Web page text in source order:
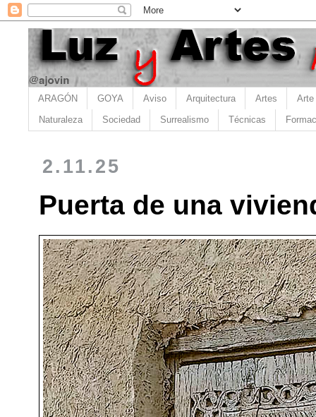
ARAGÓN GOYA Aviso Arquitectura Artes Arte
Naturaleza Sociedad Surrealismo Técnicas
2.11.25
Puerta de una